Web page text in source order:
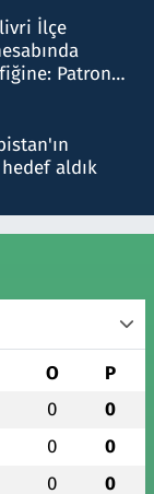
İlçe
Patron
aldık
O P
0 0
0 0
0 0